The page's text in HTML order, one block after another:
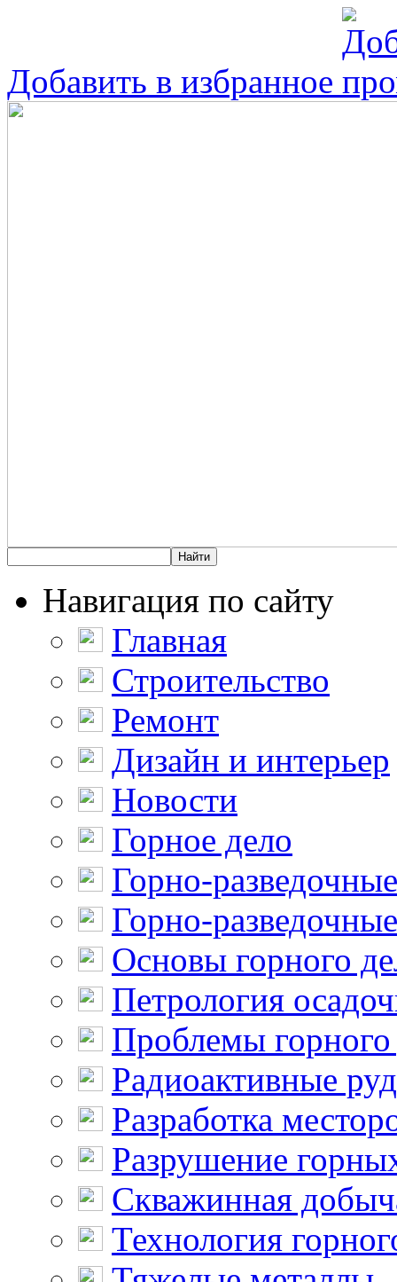
Добавить в избранное
Навигация по сайту
Главная
Строительство
Ремонт
Дизайн и интерьер
Новости
Горное дело
Горно-
Горно-
Основы горного
Петрология
Проблемы горного
Радиоактивные
Разработка
Разрушение
Скважинная
Технология